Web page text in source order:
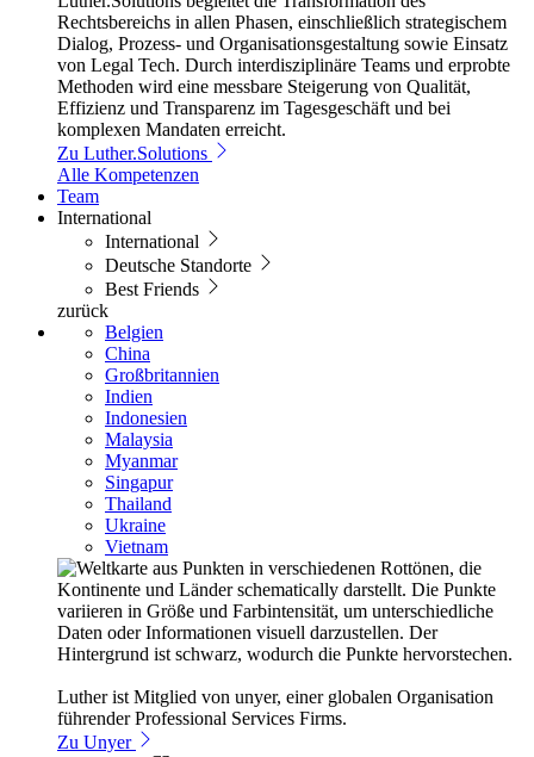
Rechtsbereichs in allen Phasen, einschließlich strategischem
Dialog, Prozess- und Organisationsgestaltung sowie Einsatz
von Legal Tech. Durch interdisziplinäre Teams und erprobte
Methoden wird eine messbare Steigerung von Qualität,
Effizienz und Transparenz im Tagesgeschäft und bei
komplexen Mandaten erreicht.
Zu Luther.Solutions
Alle Kompetenzen
Team
International
International
Deutsche Standorte
Best Friends
zurück
Belgien
China
Großbritannien
Indien
Indonesien
Malaysia
Myanmar
Singapur
Thailand
Ukraine
Vietnam
Luther ist Mitglied von unyer, einer globalen Organisation
führender Professional Services Firms.
Zu Unyer